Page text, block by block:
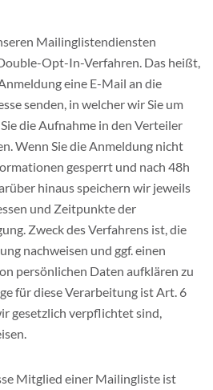
Mailinglistendiensten
Opt-In-Verfahren. Das heißt,
eine E-Mail an die
senden, in welcher wir Sie um
die Aufnahme in den Verteiler
Wenn Sie die Anmeldung nicht
gesperrt und nach 48h
hinaus speichern wir jeweils
und Zeitpunkte der
Zweck des Verfahrens ist, die
nachweisen und ggf. einen
persönlichen Daten aufklären zu
für diese Verarbeitung ist Art. 6
gesetzlich verpflichtet sind,
Mitglied einer Mailingliste ist